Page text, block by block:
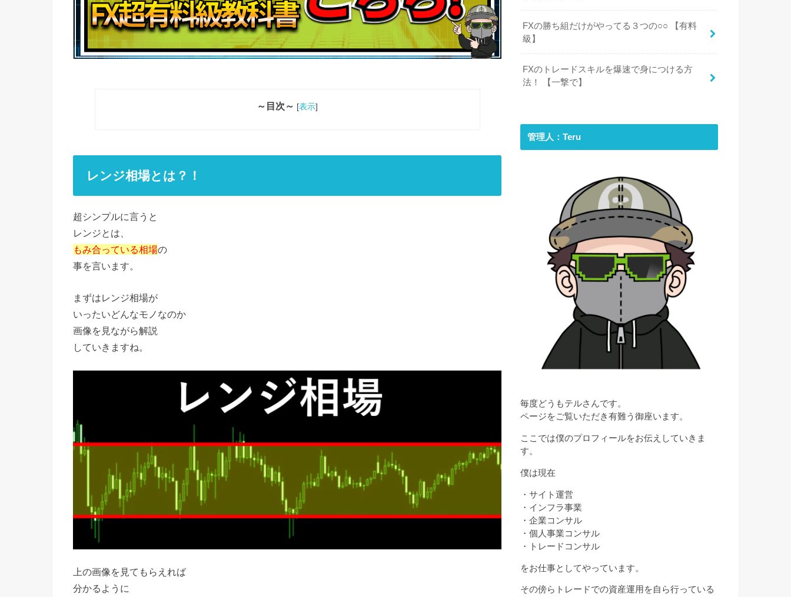
～目次～ [表示]
レンジ相場とは？！
超シンプルに言うと
レンジとは、
もみ合っている相場の
事を言います。
まずはレンジ相場が
いったいどんなモノなのか
画像を見ながら解説
していきますね。
上の画像を見てもらえれば
分かるように
FXの勝ち組だけがやってる３つの○○ 【有料
級】
FXのトレードスキルを爆速で身につける方
法！ 【一撃で】
管理人：Teru
毎度どうもテルさんです。
ページをご覧いただき有難う御座います。
ここでは僕のプロフィールをお伝えしていきま
す。
僕は現在
・サイト運営
・インフラ事業
・企業コンサル
・個人事業コンサル
・トレードコンサル
をお仕事としてやっています。
その傍らトレードでの資産運用を自ら行っている